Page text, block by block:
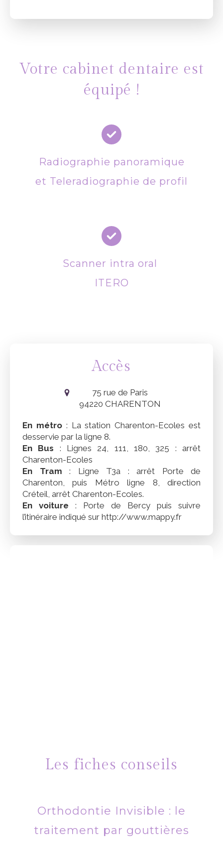
Votre cabinet dentaire est
équipé !
Radiographie panoramique
et Teleradiographie de profil
Scanner intra oral
ITERO
Accès
75 rue de Paris
94220 CHARENTON
En métro: La station Charenton-Ecoles est
desservie par la ligne 8.
En Bus : Lignes 24, 111, 180, 325 : arrêt
Charenton-Ecoles
En Tram : Ligne T3a : arrêt Porte de
Charenton, puis Métro ligne 8, direction
Créteil, arrêt Charenton-Ecoles.
En voiture : Porte de Bercy puis suivre
l’itinéraire indiqué sur http://www.mappy.fr
Les fiches conseils
Orthodontie Invisible : le
traitement par gouttières